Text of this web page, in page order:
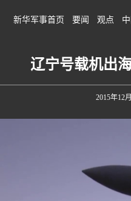
新华军事首页 要闻 观点
辽宁号载机出
2015年12